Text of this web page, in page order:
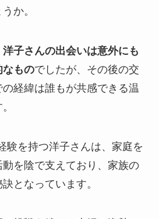
か。
子さんの出会いは意外にも
なものでしたが、その後の交
経緯は誰もが共感できる温
験を持つ洋子さんは、家庭を
を陰で支えており、家族の
となっています。